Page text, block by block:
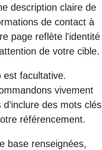
description claire de
de contact à
page reflète l'identité
de votre cible.
est facultative.
vivement
des mots clés
référencement.
base renseignées,